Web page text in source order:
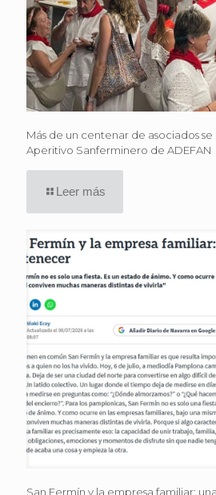
Más de un centenar de asociados se
Aperitivo Sanferminero de ADEFAN
Leer más
San Fermín y la empresa familiar: